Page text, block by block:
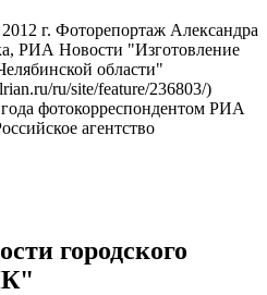
2012 г. Фоторепортаж Александра
РИА Новости "Изготовление
области"
ru/site/feature/236803/)
фотокорреспондентом РИА
агентство
городского